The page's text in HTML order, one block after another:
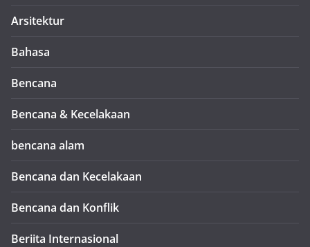
Arsitektur
Bahasa
Bencana
Bencana & Kecelakaan
bencana alam
Bencana dan Kecelakaan
Bencana dan Konflik
Beriita Internasional